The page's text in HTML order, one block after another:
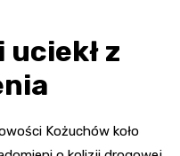
z
Kożuchów koło